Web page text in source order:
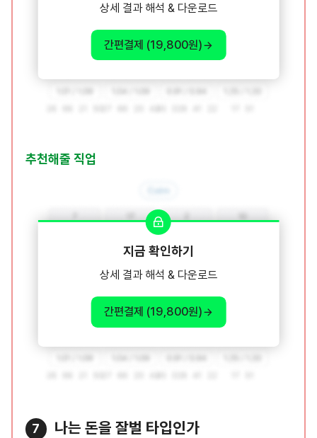
상세 결과 해석 & 다운로드
간편결제 (19,800원)
추천해줄 직업
지금 확인하기
상세 결과 해석 & 다운로드
간편결제 (19,800원)
7 나는 돈을 잘벌 타입인가